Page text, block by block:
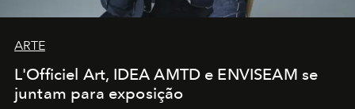
ARTE
L'Officiel Art, IDEA AMTD e ENVISEAM se
juntam para exposição